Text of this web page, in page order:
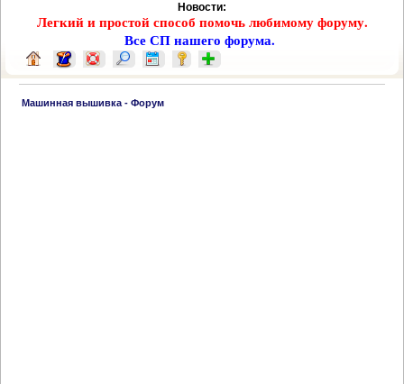
Новости:
Легкий и простой способ помочь любимому форуму.
Все СП нашего форума.
Машинная вышивка - Форум